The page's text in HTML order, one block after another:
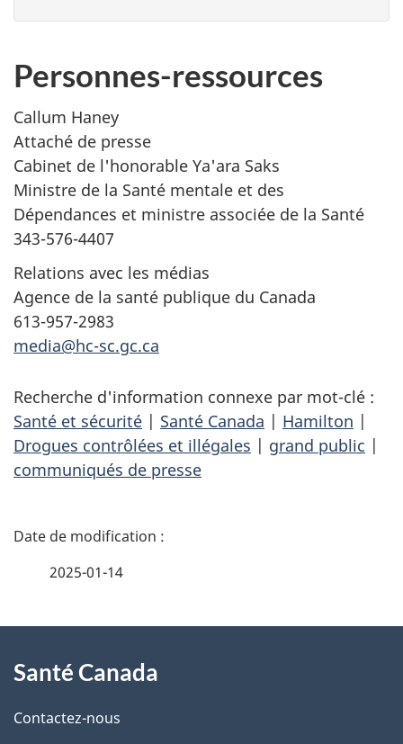
Personnes-ressources
Callum Haney
Attaché de presse
Cabinet de l'honorable Ya'ara Saks
Ministre de la Santé mentale et des
Dépendances et ministre associée de la Santé
343-576-4407
Relations avec les médias
Agence de la santé publique du Canada
613-957-2983
media@hc-sc.gc.ca
Recherche d'information connexe par mot-clé :
Santé et sécurité | Santé Canada | Hamilton |
Drogues contrôlées et illégales | grand public |
communiqués de presse
D
i
l
2025-01-14
propos
de
Santé Canada
Contactez-nous